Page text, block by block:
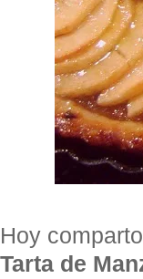
Hoy
Tarta de